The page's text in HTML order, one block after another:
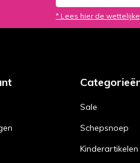
* Lees hier de
Sale
Schepsnoep
Kinderartikelen